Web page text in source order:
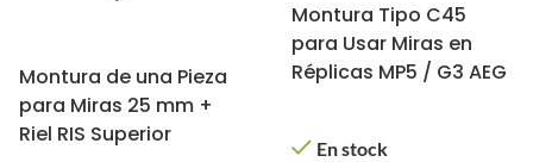
Montura de una Pieza
para Miras 25 mm +
Riel RIS Superior
Montura Tipo C45
para Usar Miras en
Réplicas MP5 / G3 AEG
En stock